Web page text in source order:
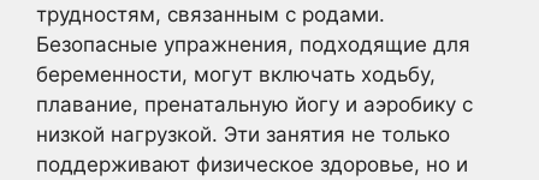
трудностям, связанным с родами.
Безопасные упражнения, подходящие для
беременности, могут включать ходьбу,
плавание, пренатальную йогу и аэробику с
низкой нагрузкой. Эти занятия не только
поддерживают физическое здоровье, но и